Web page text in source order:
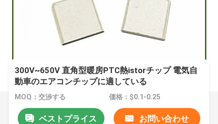
300V~650V 直角型暖房PTC熱istorチップ 電気自
動車のエアコンチップに適している
MOQ：交渉する 価格：$0.1-0.25
ベストプライス お問い合わせ